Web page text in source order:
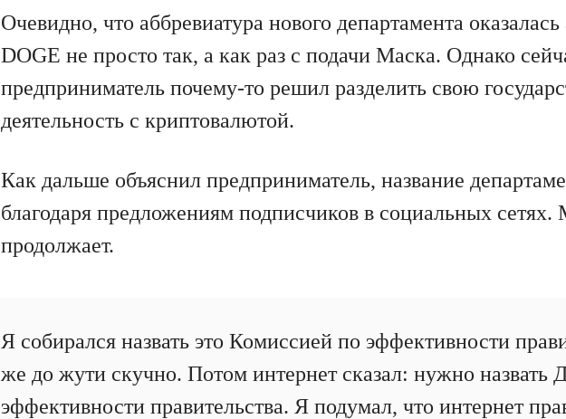
Очевидно, что аббревиатура нового департамента
DOGE не просто так, а как раз с подачи Маска. Однако
предприниматель почему-то решил разделить свою
деятельность с криптовалютой.
Как дальше объяснил предприниматель, название
благодаря предложениям подписчиков в социальных сетях.
продолжает.
Я собирался назвать это Комиссией по эффективности
же до жути скучно. Потом интернет сказал: нужно назвать
эффективности правительства. Я подумал, что интернет